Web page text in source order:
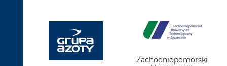
Zachodniopomorski